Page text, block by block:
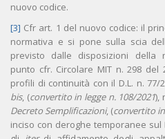
nuovo codice.
[3] Cfr art. 1 del nuovo codice: il
normativa e si pone sulla scia
previsto dalle disposizioni della
punto cfr. Circolare MIT n. 298
profili di continuità con il D.L. n. 77/
bis, (convertito in legge n. 108/2021),
Decreto Semplificazioni, (convertito
inciso con deroghe temporanee sul